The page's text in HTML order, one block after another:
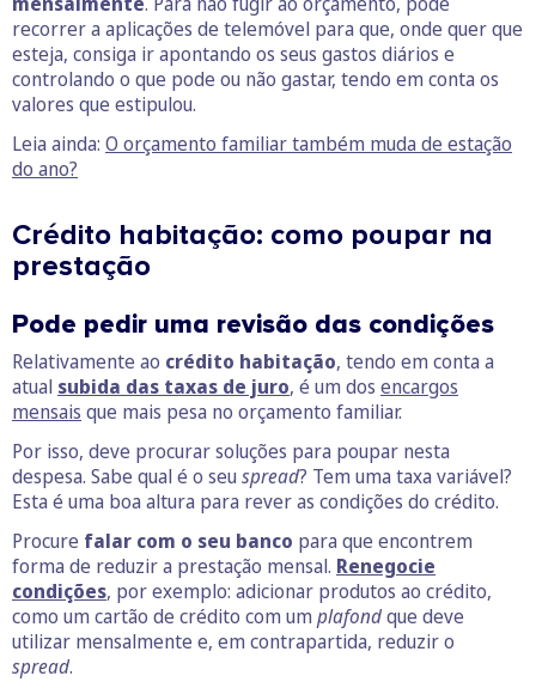
recorrer a aplicações de telemóvel para que, onde quer que
esteja, consiga ir apontando os seus gastos diários e
controlando o que pode ou não gastar, tendo em conta os
valores que estipulou.
Leia ainda: O orçamento familiar também muda de estação
do ano?
Crédito habitação: como poupar na
prestação
Pode pedir uma revisão das condições
Relativamente ao crédito habitação, tendo em conta a
atual subida das taxas de juro, é um dos encargos
mensais que mais pesa no orçamento familiar.
Por isso, deve procurar soluções para poupar nesta
despesa. Sabe qual é o seu spread? Tem uma taxa variável?
Esta é uma boa altura para rever as condições do crédito.
Procure falar com o seu banco para que encontrem
forma de reduzir a prestação mensal. Renegocie
condições, por exemplo: adicionar produtos ao crédito,
como um cartão de crédito com um plafondque deve
utilizar mensalmente e, em contrapartida, reduzir o
spread.